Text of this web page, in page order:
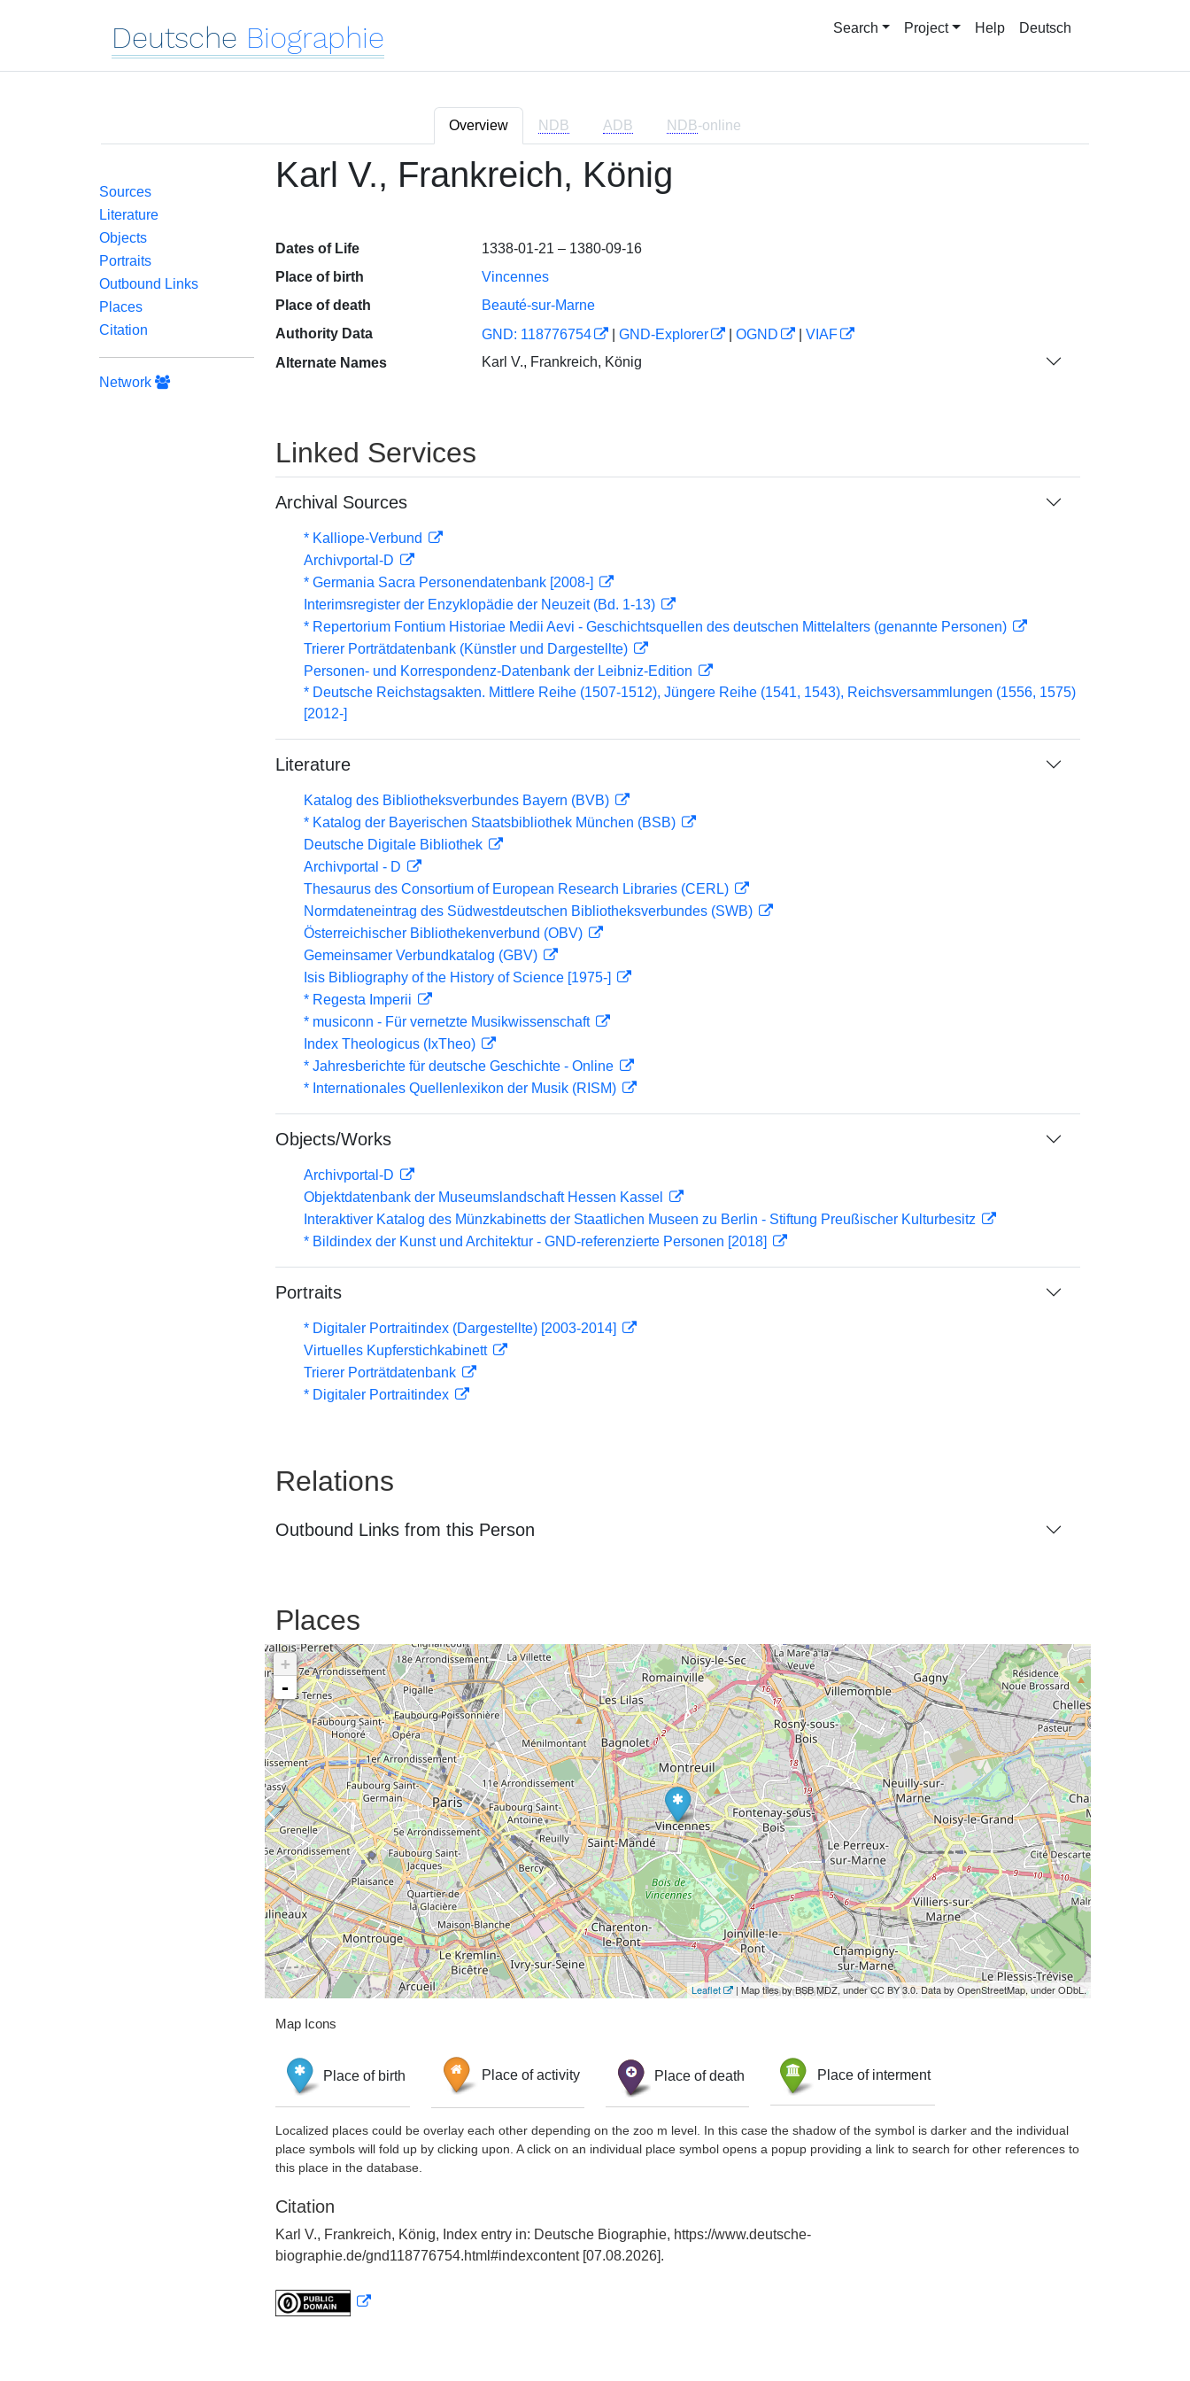
Deutsche Biographie Search Project Help Deutsch
Overview NDB ADB NDB-online
Sources
Literature
Objects
Portraits
Outbound Links
Places
Citation
Network
Karl V., Frankreich, König
Dates of Life
1338-01-21 – 1380-09-16
Place of birth
Vincennes
Place of death
Beauté-sur-Marne
Authority Data
GND: 118776754 GND-Explorer OGND
VIAF
Alternate Names
Karl V., Frankreich, König
Linked Services
Archival Sources
* Kalliope-Verbund
Archivportal-D
* Germania Sacra Personendatenbank [2008-]
Interimsregister der Enzyklopädie der Neuzeit (Bd. 1-13)
* Repertorium Fontium Historiae Medii Aevi - Geschichtsquellen des deutschen Mittelalters (genannte Personen)
Trierer Porträtdatenbank (Künstler und Dargestellte)
Personen- und Korrespondenz-Datenbank der Leibniz-Edition
* Deutsche Reichstagsakten. Mittlere Reihe (1507-1512), Jüngere Reihe (1541, 1543), Reichsversammlungen (1556, 1575)
[2012-]
Literature
Katalog des Bibliotheksverbundes Bayern (BVB)
* Katalog der Bayerischen Staatsbibliothek München (BSB)
Deutsche Digitale Bibliothek
Archivportal - D
Thesaurus des Consortium of European Research Libraries (CERL)
Normdateneintrag des Südwestdeutschen Bibliotheksverbundes (SWB)
Österreichischer Bibliothekenverbund (OBV)
Gemeinsamer Verbundkatalog (GBV)
Isis Bibliography of the History of Science [1975-]
* Regesta Imperii
* musiconn - Für vernetzte Musikwissenschaft
Index Theologicus (IxTheo)
* Jahresberichte für deutsche Geschichte - Online
* Internationales Quellenlexikon der Musik (RISM)
Objects/Works
Archivportal-D
Objektdatenbank der Museumslandschaft Hessen Kassel
Interaktiver Katalog des Münzkabinetts der Staatlichen Museen zu Berlin - Stiftung Preußischer Kulturbesitz
* Bildindex der Kunst und Architektur - GND-referenzierte Personen [2018]
Portraits
* Digitaler Portraitindex (Dargestellte) [2003-2014]
Virtuelles Kupferstichkabinett
Trierer Porträtdatenbank
* Digitaler Portraitindex
Relations
Outbound Links from this Person
Places
+
-
Leaflet | Map tiles by BSB MDZ, under CC BY 3.0. Data by OpenStreetMap, under ODbL.
Map Icons
Place of birth Place of activity Place of death Place of interment
Localized places could be overlay each other depending on the zoo m level. In this case the shadow of the symbol is darker and the individual
place symbols will fold up by clicking upon. A click on an individual place symbol opens a popup providing a link to search for other references to
this place in the database.
Citation
Karl V., Frankreich, König, Index entry in: Deutsche Biographie, https://www.deutsche-
biographie.de/gnd118776754.html#indexcontent [07.08.2026].